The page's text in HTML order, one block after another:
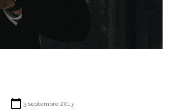
3 septembre 2013